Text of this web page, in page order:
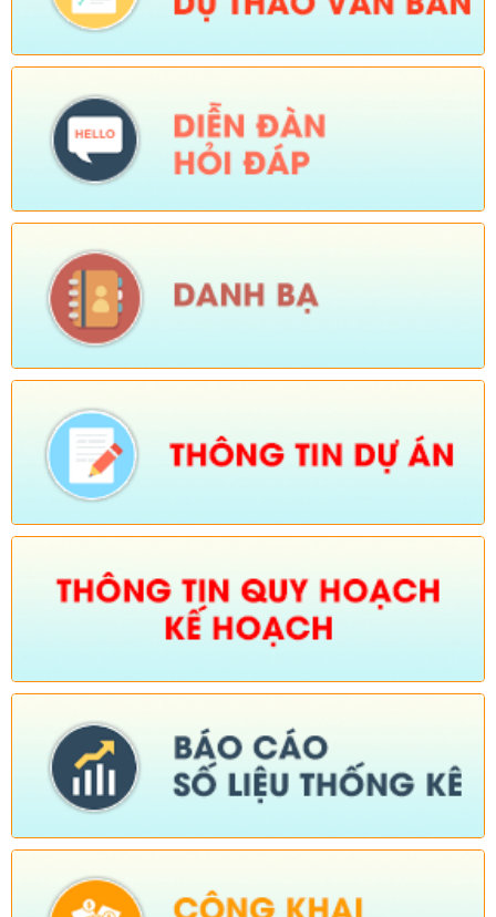
Tên:(Kế hoạch triển khai thực hiện dự án 1 Hỗ trợ đất ở xã Dào
San năm 2025 thuộc Chương trình MTQG phát triển kinh tế xã
hội vùng đồng bào dân tộc thiểu số và miền núi giai đoạn 2021-
Ngày ban hành: (26/08/2025) - Ngày hiệu lực: (01/12/2025)